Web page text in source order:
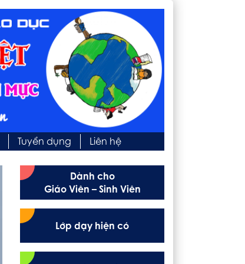
Tuyển dụng Liên hệ
Dành cho
Giáo Viên – Sinh Viên
Lớp dạy hiện có